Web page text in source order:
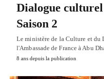
Dialogue
Saison 2
Le ministère de la Culture et du
l'Ambassade de France à Abu
8 ans depuis la publication